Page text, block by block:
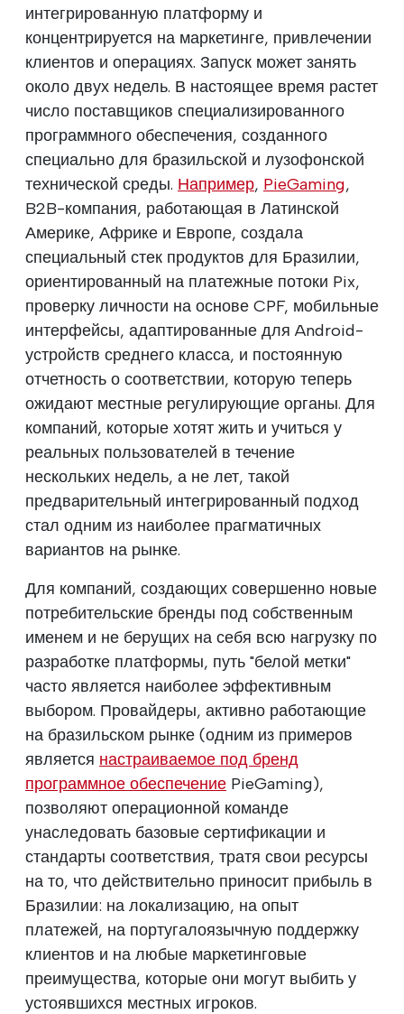
интегрированную платформу и
концентрируется на маркетинге, привлечении
клиентов и операциях. Запуск может занять
около двух недель. В настоящее время растет
число поставщиков специализированного
программного обеспечения, созданного
специально для бразильской и лузофонской
технической среды. Например, PieGaming,
B2B-компания, работающая в Латинской
Америке, Африке и Европе, создала
специальный стек продуктов для Бразилии,
ориентированный на платежные потоки Pix,
проверку личности на основе CPF, мобильные
интерфейсы, адаптированные для Android-
устройств среднего класса, и постоянную
отчетность о соответствии, которую теперь
ожидают местные регулирующие органы. Для
компаний, которые хотят жить и учиться у
реальных пользователей в течение
нескольких недель, а не лет, такой
предварительный интегрированный подход
стал одним из наиболее прагматичных
вариантов на рынке.
Для компаний, создающих совершенно новые
потребительские бренды под собственным
именем и не берущих на себя всю нагрузку по
разработке платформы, путь "белой метки"
часто является наиболее эффективным
выбором. Провайдеры, активно работающие
на бразильском рынке (одним из примеров
является настраиваемое под бренд
программное обеспечение PieGaming),
позволяют операционной команде
унаследовать базовые сертификации и
стандарты соответствия, тратя свои ресурсы
на то, что действительно приносит прибыль в
Бразилии: на локализацию, на опыт
платежей, на португалоязычную поддержку
клиентов и на любые маркетинговые
преимущества, которые они могут выбить у
устоявшихся местных игроков.